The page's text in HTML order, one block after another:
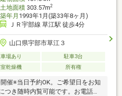
土地面積303.57m2
築年月 1993年1月(築33年8ヶ月)
ＪＲ宇部線 草江駅 徒歩4分
山口県宇部市草江３
場あり
駐車3台
乾燥機 所有権
催※当日予約OK。ご希望日をお知
つき随時内覧可能です。お電話か